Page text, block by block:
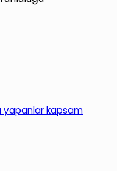
yapanlar kapsam